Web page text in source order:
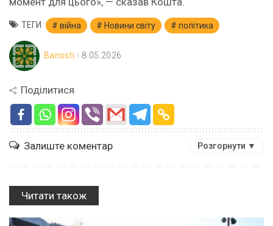
ТЕГИ війна Новини світу політика
Banosh 8.05.2026
Поділитися
Залиште коментар Розгорнути ▼
Читати також